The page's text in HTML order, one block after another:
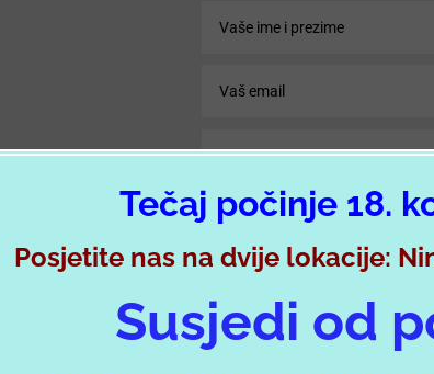
roku.
Tečaj počinje 18.
Posjetite nas na dvije lokacije:
Susjedi od